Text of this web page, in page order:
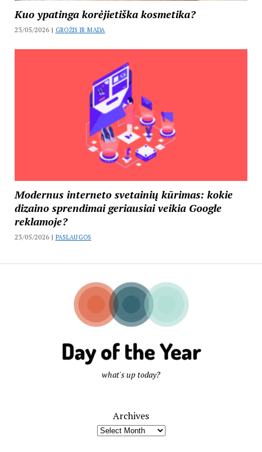
Kuo ypatinga korėjietiška kosmetika?
23/05/2026 | GROŽIS IR MADA
Modernus interneto svetainių kūrimas: kokie
dizaino sprendimai geriausiai veikia Google
reklamoje?
23/05/2026 | PASLAUGOS
what's up today?
Archives